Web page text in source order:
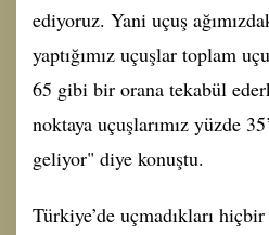
ediyoruz. Yani uçuş
yaptığımız uçuşlar toplam
65 gibi bir orana tekabül
noktaya uçuşlarımız yüzde
geliyor" diye konuştu.
Türkiye’de uçmadıkları